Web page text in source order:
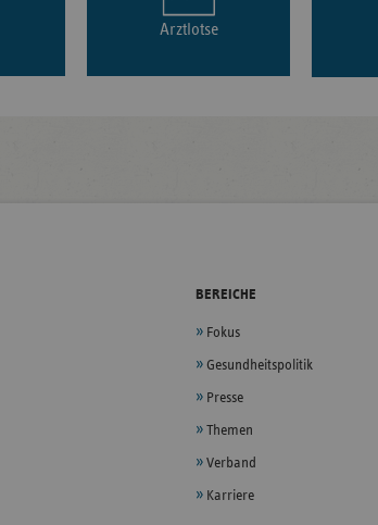
Arztlotse
BEREICHE
Fokus
Gesundheitspolitik
Presse
Themen
Verband
Karriere